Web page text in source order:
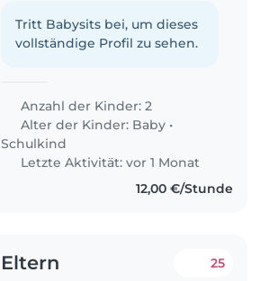
Tritt Babysits bei, um dieses
vollständige Profil zu sehen.
Anzahl der Kinder: 2
Alter der Kinder: Baby •
Schulkind
Letzte Aktivität: vor 1 Monat
12,00 €/Stunde
Eltern 25